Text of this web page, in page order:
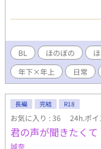
しい年上の男性『天
常生活。 陽翔は、名
『ユキヒト』という
ニットバス・ロフト付
る。 中の物語は、ワン
ぼのイチャイチャ、時
BL ほのぼの
年下×年上
日常
長編 完結 R18
お気に入り : 36 24h.ポイ
君の声が聞きたくて
誠奈